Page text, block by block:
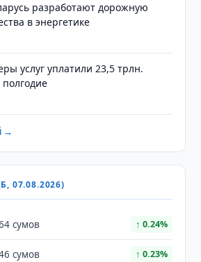
разработают дорожную
в энергетике
услуг уплатили 23,5 трлн.
полгодие
→
07.08.2026)
сумов ↑ 0.24%
сумов ↑ 0.23%